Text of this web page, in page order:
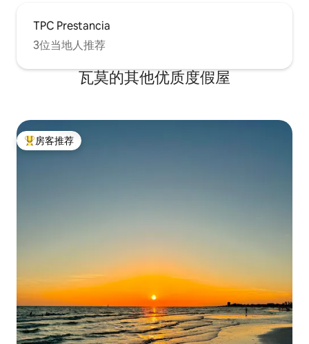
TPC Prestancia
3位当地人推荐
瓦莫的其他优质度假屋
热门「房客推荐」
房客推荐